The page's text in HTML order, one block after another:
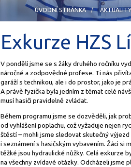
ÚVODNÍ STRÁNKA AKTUALITY
Exkurze HZS
V pondělí jsme se s žáky druhého ročníku
náročné a zodpovědné profese. Ti nás
garáží s technikou, ale i do prostor, jako je
A právě fyzička byla jedním z témat celé
musí hasiči pravidelně zvládat.
Během programu jsme se dozvěděli, jak
od vyhlášení poplachu, což vyžaduje nejen
štěstí – mohli jsme sledovat skutečný
i seznámení s hasičským vybavením. Žáci si
těžké jsou hydraulické nůžky. Celá exkurze
na všechny zvídavé otázky. Odcházeli jsme